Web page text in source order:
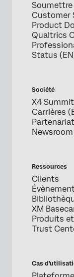
Customer
Product
Qualtrics
Status
Société
X4
Carrières
Newsroom
Ressources
Clients
XM
Produits
Trust
Cas